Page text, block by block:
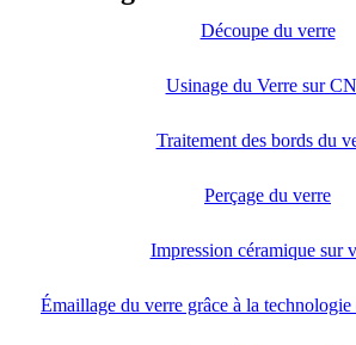
Découpe du verre
Usinage du Verre sur
Traitement des bords du
Perçage du verre
Impression céramique sur
Émaillage du verre grâce à la